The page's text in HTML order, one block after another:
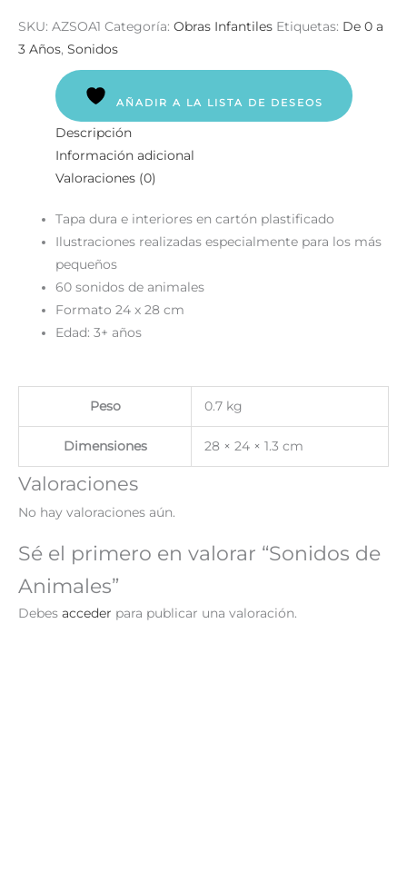
SKU: AZSOA1 Categoría: Obras Infantiles Etiquetas: De 0 a
3 Años, Sonidos
AÑADIR A LA LISTA DE DESEOS
Descripción
Información adicional
Valoraciones (0)
Tapa dura e interiores en cartón plastificado
Ilustraciones realizadas especialmente para los más
pequeños
60 sonidos de animales
Formato 24 x 28 cm
Edad: 3+ años
Peso 0.7 kg
Dimensiones 28 × 24 × 1.3 cm
Valoraciones
No hay valoraciones aún.
Sé el primero en valorar “Sonidos de
Animales”
Debes acceder para publicar una valoración.